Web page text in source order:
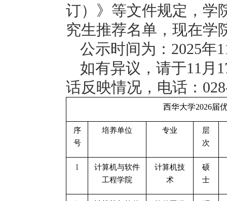
订）》等文件规定，学
究生推荐名单，现在学
公示时间为： 2025年
如有异议，请于11 月
话反映情况，电话：
西华大学2026届
序
号
培养单位 专业
层
次
1
计算机与软件
工程学院
计算机技
术
硕
士